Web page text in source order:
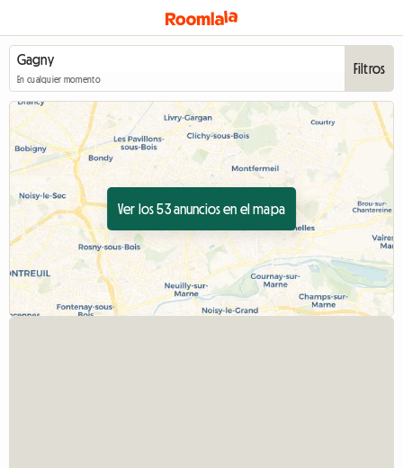
En cualquier momento
Filtros
Ver los 53 anuncios en el mapa